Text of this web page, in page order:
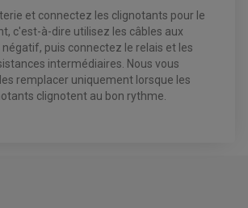
MOTO
BIKE
ORIGINE
TYPE ORIGINE
MOTO TYPE ORIGINE
TYPE ORIGINE
et connectez les clignotants pour le
c'est-à-dire utilisez les câbles aux
puis connectez le relais et les
intermédiaires. Nous vous
remplacer uniquement lorsque les
clignotent au bon rythme.